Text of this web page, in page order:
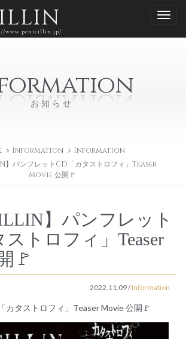
www.penicillin.jp/
お知らせ
Information
Information
】パンフレットCD「カタストロフィ」Teaser
Movie 公開🚩
】パンフレット
トロフィ」Teaser
🚩
2022.11.09/Information
カタストロフィ」Teaser Movie 公開🚩